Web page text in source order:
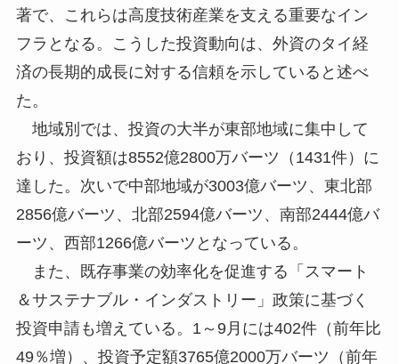
著で、これらは高度技術産業を支える重要なイン
フラとなる。こうした投資動向は、外資のタイ経
済の長期的成長に対する信頼を示していると述べ
た。
地域別では、投資の大半が東部地域に集中して
おり、投資額は8552億2800万バーツ（1431件）に
達した。次いで中部地域が3003億バーツ、東北部
2856億バーツ、北部2594億バーツ、南部2444億バ
ーツ、西部1266億バーツとなっている。
また、既存事業の効率化を促進する「スマート
＆サステナブル・インダストリー」政策に基づく
投資申請も増えている。1～9月には402件（前年比
49％増）、投資予定額3765億2000万バーツ（前年